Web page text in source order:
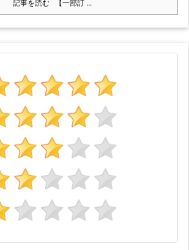
記事を読む 【一部訂 ...